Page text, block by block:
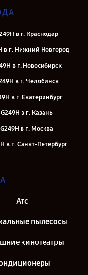
в г. Краснодар
в г. Нижний Новгород
в г. Новосибирск
в г. Челябинск
в г. Екатеринбург
в г. Казань
в г. Москва
в г. Санкт-Петербург
Атс
пылесосы
кинотеатры